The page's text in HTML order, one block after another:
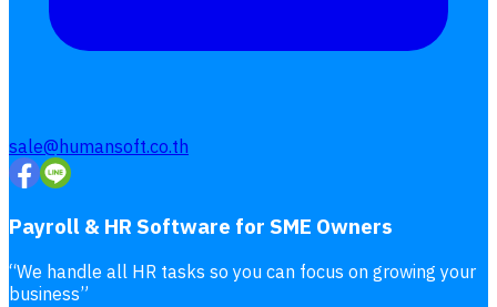
sale@humansoft.co.th
Payroll & HR Software for SME Owners
“We handle all HR tasks so you can focus on growing your
business”